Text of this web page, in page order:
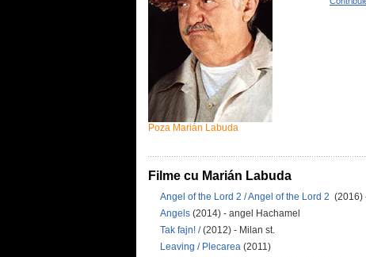
Poza Marián Labuda
Filme cu Marián Labuda
Angel of the Lord 2 / Angel of the Lord 2 (2016)
Angels (2014) - angel Hachamel
Tak fajn! /(2012) - Milan st.
Leaving / Plecarea (2011)